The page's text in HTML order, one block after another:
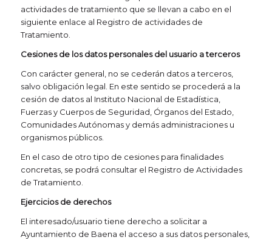
actividades de tratamiento que se llevan a cabo en el
siguiente enlace al Registro de actividades de
Tratamiento.
Cesiones de los datos personales del usuario a terceros
Con carácter general, no se cederán datos a terceros,
salvo obligación legal. En este sentido se procederá a la
cesión de datos al Instituto Nacional de Estadística,
Fuerzas y Cuerpos de Seguridad, Órganos del Estado,
Comunidades Autónomas y demás administraciones u
organismos públicos.
En el caso de otro tipo de cesiones para finalidades
concretas, se podrá consultar el Registro de Actividades
de Tratamiento.
Ejercicios de derechos
El interesado/usuario tiene derecho a solicitar a
Ayuntamiento de Baena el acceso a sus datos personales,